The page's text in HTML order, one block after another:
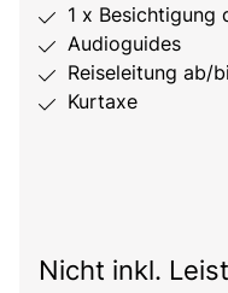
1 x Besichtigung
Audioguides
Reiseleitung ab/
Kurtaxe
Nicht inkl.